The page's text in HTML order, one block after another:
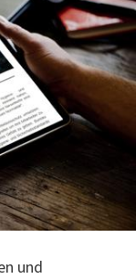
und